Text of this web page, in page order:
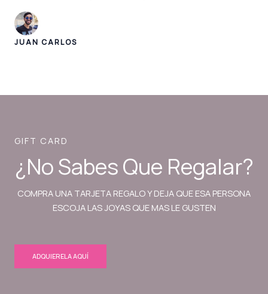
JUAN CARLOS
GIFT CARD
¿No Sabes Que Regalar?
COMPRA UNA TARJETA REGALO Y DEJA QUE ESA PERSONA
ESCOJA LAS JOYAS QUE MAS LE GUSTEN
ADQUIERELA AQUÍ